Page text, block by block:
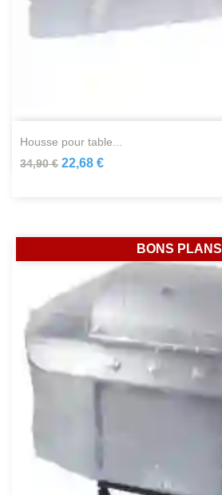
housse pour table...
34,90 € 22,68 €
BONS PLANS